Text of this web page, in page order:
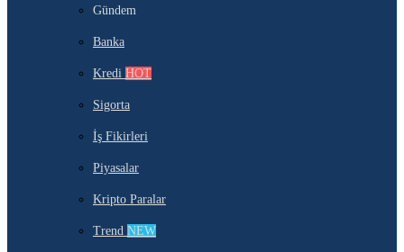
Gündem
Banka
Kredi HOT
Sigorta
İş Fikirleri
Piyasalar
Kripto Paralar
Trend NEW